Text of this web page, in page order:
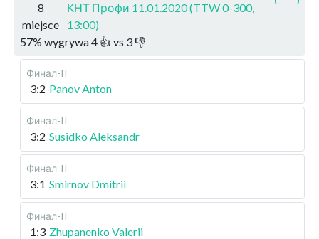
8
miejsce
КНТ Профи 11.01.2020 (TTW 0-300,
13:00)
57% wygrywa4 👍 vs 3👎
Финал-II
3:2 Panov Anton
Финал-II
3:2 Susidko Aleksandr
Финал-II
3:1 Smirnov Dmitrii
Финал-II
1:3 Zhupanenko Valerii